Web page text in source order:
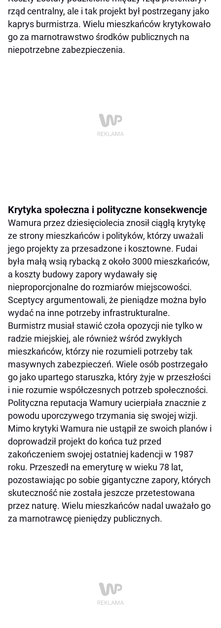
rząd centralny, ale i tak projekt był postrzegany jako
kaprys burmistrza. Wielu mieszkańców krytykowało
go za marnotrawstwo środków publicznych na
niepotrzebne zabezpieczenia.
Krytyka społeczna i polityczne konsekwencje
Wamura przez dziesięciolecia znosił ciągłą krytykę
ze strony mieszkańców i polityków, którzy uważali
jego projekty za przesadzone i kosztowne. Fudai
była małą wsią rybacką z około 3000 mieszkańców,
a koszty budowy zapory wydawały się
nieproporcjonalne do rozmiarów miejscowości.
Sceptycy argumentowali, że pieniądze można było
wydać na inne potrzeby infrastrukturalne.
Burmistrz musiał stawić czoła opozycji nie tylko w
radzie miejskiej, ale również wśród zwykłych
mieszkańców, którzy nie rozumieli potrzeby tak
masywnych zabezpieczeń. Wiele osób postrzegało
go jako upartego staruszka, który żyje w przeszłości
i nie rozumie współczesnych potrzeb społeczności.
Polityczna reputacja Wamury ucierpiała znacznie z
powodu uporczywego trzymania się swojej wizji.
Mimo krytyki Wamura nie ustąpił ze swoich planów i
doprowadził projekt do końca tuż przed
zakończeniem swojej ostatniej kadencji w 1987
roku. Przeszedł na emeryturę w wieku 78 lat,
pozostawiając po sobie gigantyczne zapory, których
skuteczność nie została jeszcze przetestowana
przez naturę. Wielu mieszkańców nadal uważało go
za marnotrawcę pieniędzy publicznych.